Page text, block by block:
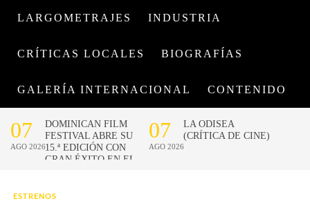
LARGOMETRAJES INDUSTRIA
CRÍTICAS LOCALES BIOGRAFÍAS
GALERÍA INTERNACIONAL CONTENIDO
ESTRENOS